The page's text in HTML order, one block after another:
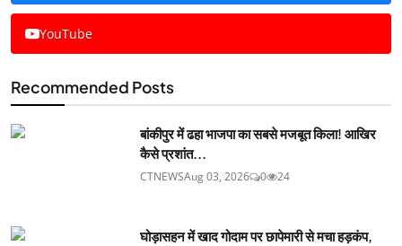
YouTube
Recommended Posts
बांकीपुर में ढहा भाजपा का सबसे मजबूत किला! आखिर
कैसे प्रशांत...
CTNEWSAug 03, 2026 0 24
घोड़ासहन में खाद गोदाम पर छापेमारी से मचा हड़कंप,